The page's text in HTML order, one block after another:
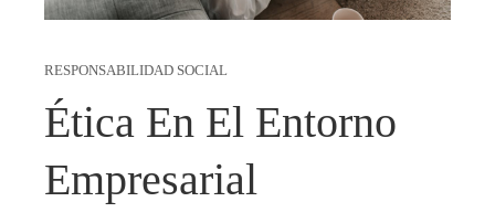
RESPONSABILIDAD SOCIAL
Ética En El Entorno
Empresarial